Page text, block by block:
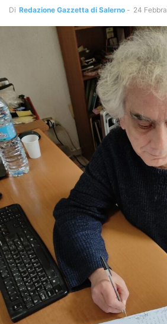
Di Redazione Gazzetta di Salerno - 24